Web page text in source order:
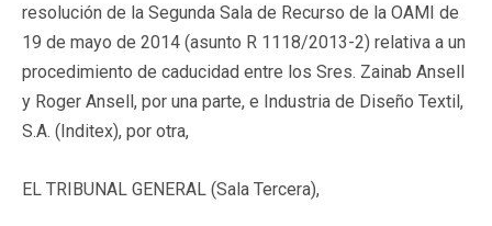
resolución de la Segunda Sala de Recurso de la OAMI de
19 de mayo de 2014 (asunto R 1118/2013-2) relativa a un
procedimiento de caducidad entre los Sres. Zainab Ansell
y Roger Ansell, por una parte, e Industria de Diseño Textil,
S.A. (Inditex), por otra,
EL TRIBUNAL GENERAL (Sala Tercera),